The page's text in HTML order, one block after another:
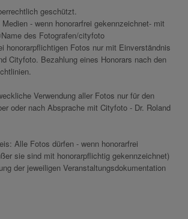
geschützt.
- wenn honorarfrei gekennzeichnet- mit
des Fotografen/cityfoto
honorarpflichtigen Fotos nur mit Einverständnis
Cityfoto. Bezahlung eines Honorars nach den
Verwendung aller Fotos nur für den
oder nach Absprache mit Cityfoto - Dr. Roland
Alle Fotos dürfen - wenn honorarfrei
sie sind mit honorarpflichtig gekennzeichnet)
der jeweiligen Veranstaltungsdokumentation